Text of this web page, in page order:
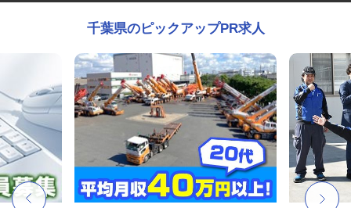
千葉県のピックアップPR求人